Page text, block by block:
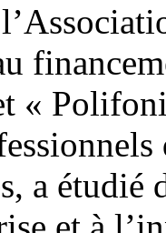
«
a